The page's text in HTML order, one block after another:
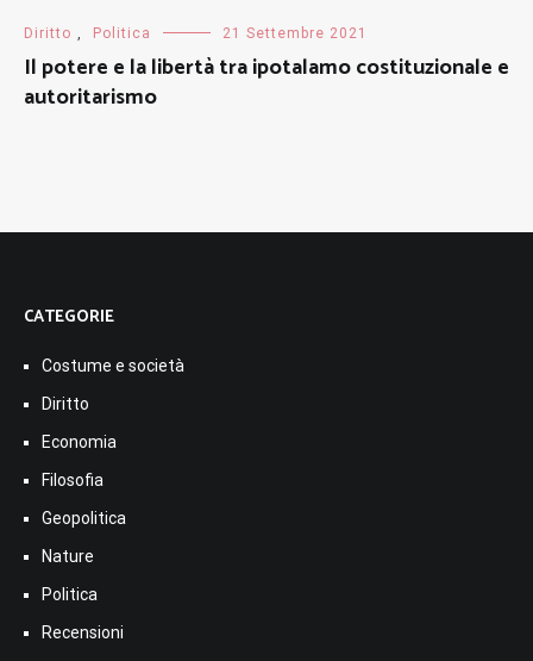
Diritto , Politica 21 Settembre 2021
Il potere e la libertà tra ipotalamo costituzionale e
autoritarismo
CATEGORIE
Costume e società
Diritto
Economia
Filosofia
Geopolitica
Nature
Politica
Recensioni